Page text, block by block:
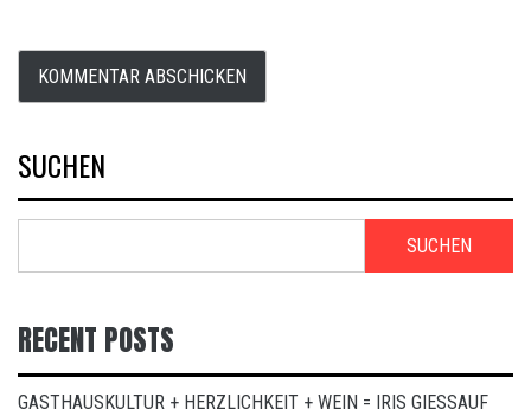
SUCHEN
SUCHEN
RECENT POSTS
GASTHAUSKULTUR + HERZLICHKEIT + WEIN = IRIS GIESSAUF